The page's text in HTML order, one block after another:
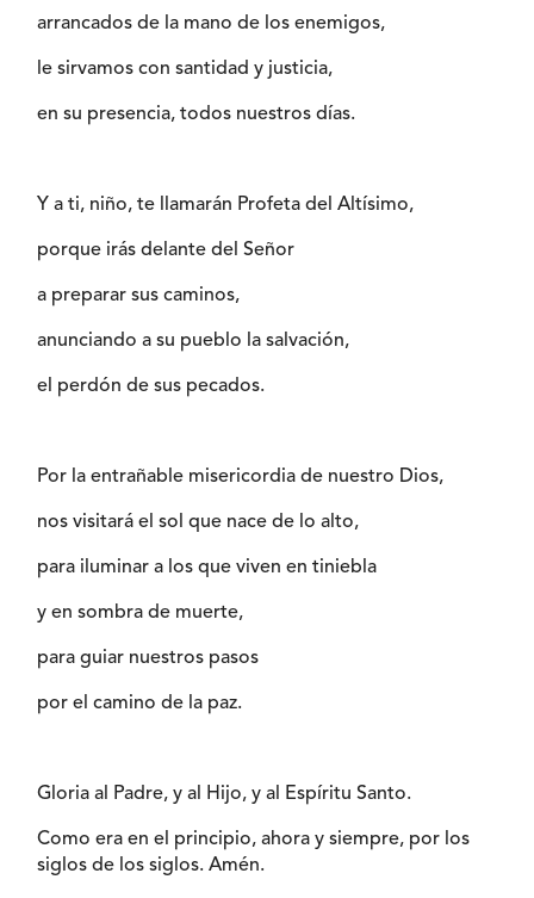
arrancados de la mano de los enemigos,
le sirvamos con santidad y justicia,
en su presencia, todos nuestros días.
Y a ti, niño, te llamarán Profeta del Altísimo,
porque irás delante del Señor
a preparar sus caminos,
anunciando a su pueblo la salvación,
el perdón de sus pecados.
Por la entrañable misericordia de nuestro Dios,
nos visitará el sol que nace de lo alto,
para iluminar a los que viven en tiniebla
y en sombra de muerte,
para guiar nuestros pasos
por el camino de la paz.
Gloria al Padre, y al Hijo, y al Espíritu Santo.
Como era en el principio, ahora y siempre, por los
siglos de los siglos. Amén.